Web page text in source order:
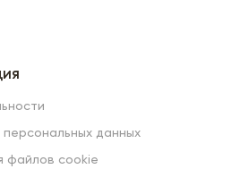
данных
файлов cookie